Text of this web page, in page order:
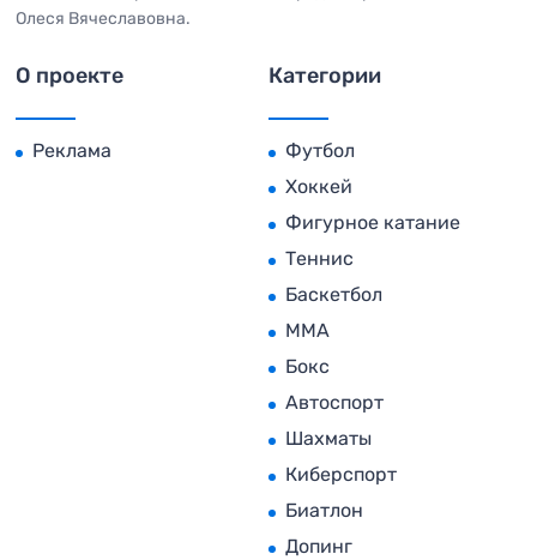
Олеся Вячеславовна.
О проекте
Реклама
Категории
Футбол
Хоккей
Фигурное катание
Теннис
Баскетбол
MMA
Бокс
Автоспорт
Шахматы
Киберспорт
Биатлон
Допинг